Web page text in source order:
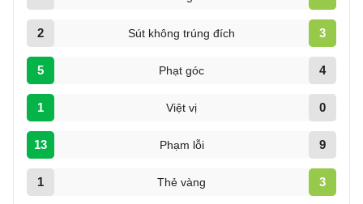
2 Sút không trúng đích 3
5 Phạt góc 4
1 Việt vị 0
13 Phạm lỗi 9
1 Thẻ vàng 3